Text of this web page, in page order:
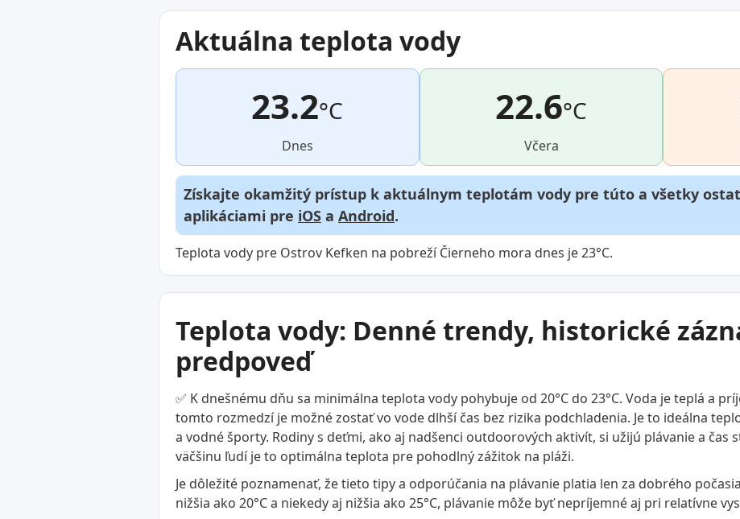
Aktuálna teplota vody
23.2°C
Dnes
22.6°C
Včera
Získajte okamžitý prístup k aktuálnym teplotám vody pre túto a všetky
aplikáciami pre iOS a Android.
Teplota vody pre Ostrov Kefken na pobreží Čierneho mora dnes je 23°C.
Teplota vody: Denné trendy, historické
predpoveď
✅ K dnešnému dňu sa minimálna teplota vody pohybuje od 20°C do 23°C. Voda je teplá a
tomto rozmedzí je možné zostať vo vode dlhší čas bez rizika podchladenia. Je to ideálna
a vodné športy. Rodiny s deťmi, ako aj nadšenci outdoorových aktivít, si užijú plávanie a čas
väčšinu ľudí je to optimálna teplota pre pohodlný zážitok na pláži.
Je dôležité poznamenať, že tieto tipy a odporúčania na plávanie platia len za dobrého
nižšia ako 20°C a niekedy aj nižšia ako 25°C, plávanie môže byť nepríjemné aj pri relatívne